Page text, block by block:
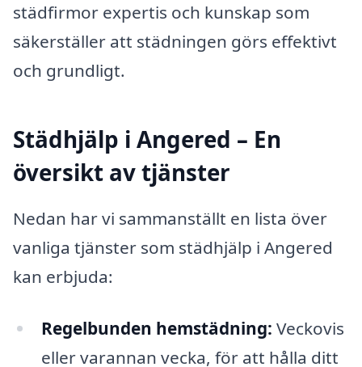
städfirmor expertis och kunskap som
säkerställer att städningen görs effektivt
och grundligt.
Städhjälp i Angered – En
översikt av tjänster
Nedan har vi sammanställt en lista över
vanliga tjänster som städhjälp i Angered
kan erbjuda:
Regelbunden hemstädning: Veckovis
eller varannan vecka, för att hålla ditt